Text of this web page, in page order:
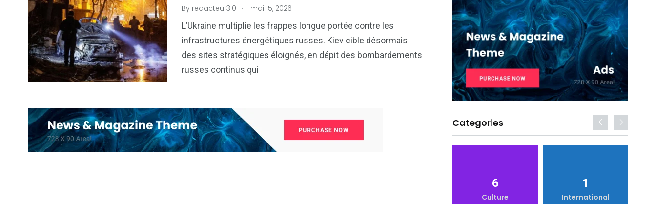
By redacteur3.0 . mai 15, 2026
L’Ukraine multiplie les frappes longue portée contre les
infrastructures énergétiques russes. Kiev cible désormais
des sites stratégiques éloignés, en dépit des bombardements
russes continus qui
Categories
6
Culture
1
International